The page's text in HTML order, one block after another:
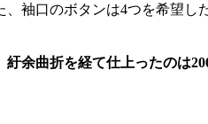
袖口のボタンは4つを希望
余曲折を経て仕上ったのは